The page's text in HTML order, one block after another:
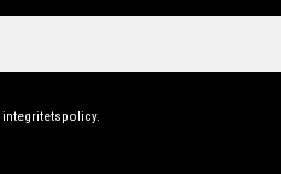
integritetspolicy.